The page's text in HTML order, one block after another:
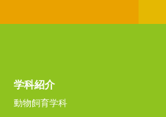
学科紹介
動物飼育学科